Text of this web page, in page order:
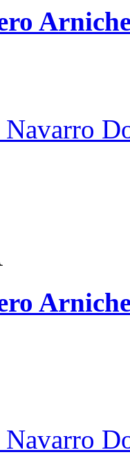
Navarro
Navarro